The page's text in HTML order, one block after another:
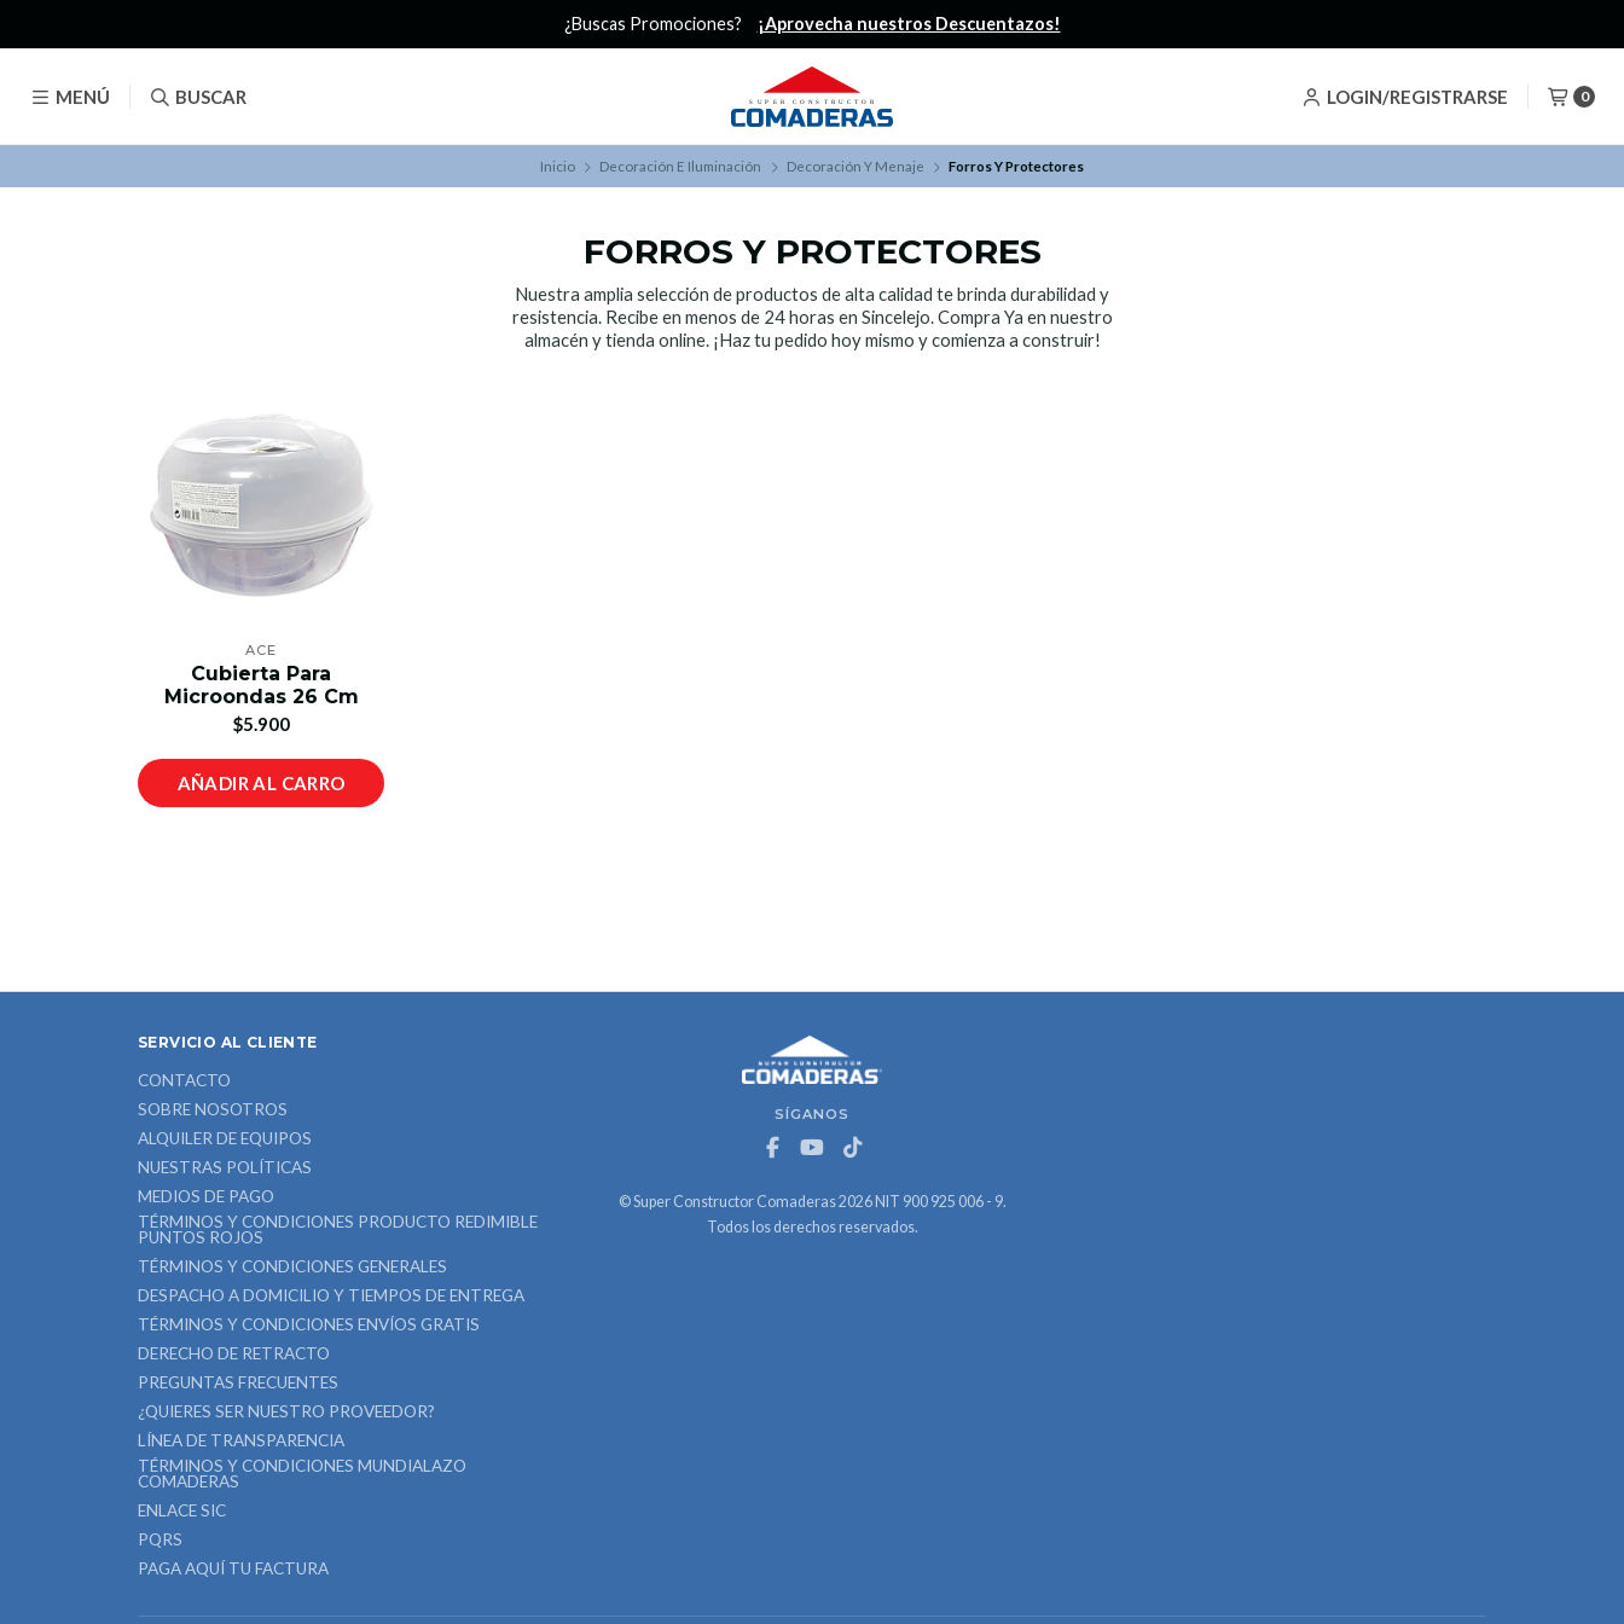
MENÚ BUSCAR LOGIN/REGISTRARSE 0
¿Buscas Promociones? ¡Aprovecha nuestros Descuentazos!
Inicio Decoración E Iluminación Decoración Y Menaje Forros Y Protectores
FORROS Y PROTECTORES
Nuestra amplia selección de productos de alta calidad te brinda durabilidad y
resistencia. Recibe en menos de 24 horas en Sincelejo. Compra Ya en nuestro
almacén y tienda online. ¡Haz tu pedido hoy mismo y comienza a construir!
ACE
Cubierta Para
Microondas 26 Cm
$5.900
AÑADIR AL CARRO
SÍGANOS
© Super Constructor Comaderas 2026 NIT 900 925 006 - 9.
Todos los derechos reservados.
SERVICIO AL CLIENTE
CONTACTO
SOBRE NOSOTROS
ALQUILER DE EQUIPOS
NUESTRAS POLÍTICAS
MEDIOS DE PAGO
TÉRMINOS Y CONDICIONES PRODUCTO REDIMIBLE
PUNTOS ROJOS
TÉRMINOS Y CONDICIONES GENERALES
DESPACHO A DOMICILIO Y TIEMPOS DE ENTREGA
TÉRMINOS Y CONDICIONES ENVÍOS GRATIS
DERECHO DE RETRACTO
PREGUNTAS FRECUENTES
¿QUIERES SER NUESTRO PROVEEDOR?
LÍNEA DE TRANSPARENCIA
TÉRMINOS Y CONDICIONES MUNDIALAZO
COMADERAS
ENLACE SIC
PQRS
PAGA AQUÍ TU FACTURA